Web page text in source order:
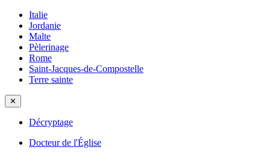
Italie
Jordanie
Malte
Pèlerinage
Rome
Saint-Jacques-de-Compostelle
Terre sainte
✕
Décryptage
Docteur de l'Église